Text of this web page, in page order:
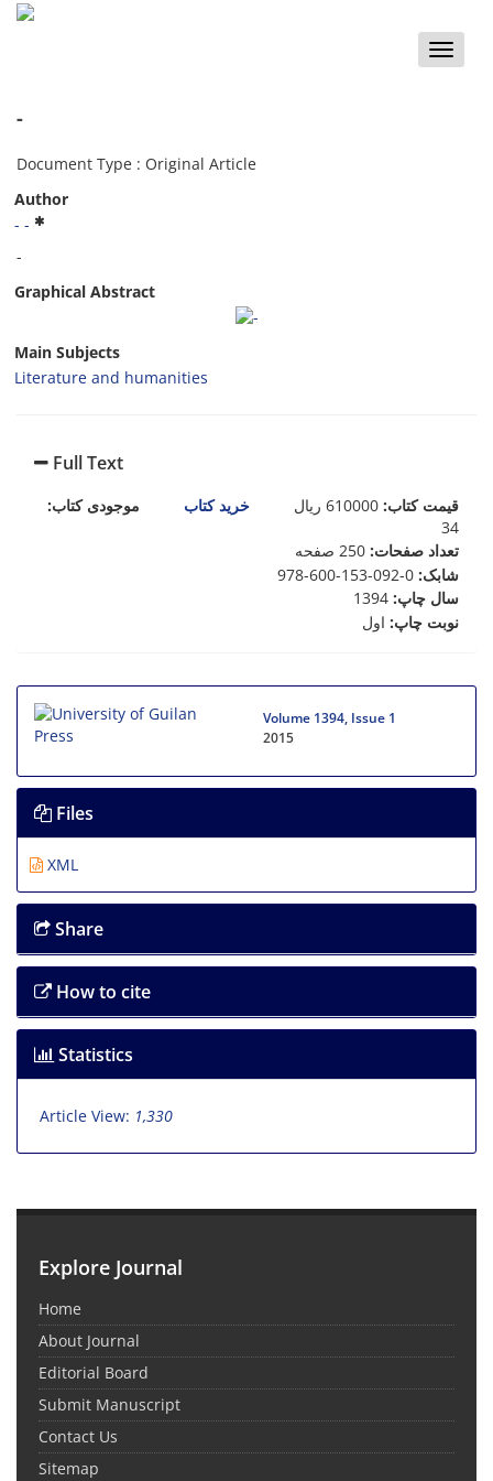
Toggle
-
Document Type : Original Article
Author
- -
-
Graphical Abstract
Main Subjects
Literature and humanities
Full Text
قیمت کتاب: ریال خرید کتاب
موجودی کتاب:
34
تعداد صفحات:
شابک:
سال چاپ:
نوبت چاپ: اول
Volume 1394, Issue 1
2015
Files
XML
Share
How to cite
Statistics
Article View: 1,330
Explore Journal
Home
About Journal
Editorial Board
Submit Manuscript
Contact Us
Sitemap